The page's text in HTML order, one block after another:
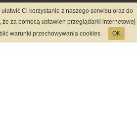
Ci korzystanie z naszego serwisu oraz do
że za pomocą ustawień przeglądarki internetowej
warunki przechowywania cookies.
OK